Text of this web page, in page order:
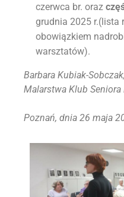
czerwca br. oraz
grudnia 2025 r.(lista
obowiązkiem
warsztatów).
Barbara Kubiak-
Malarstwa Klub Seniora
Poznań, dnia 26 maja